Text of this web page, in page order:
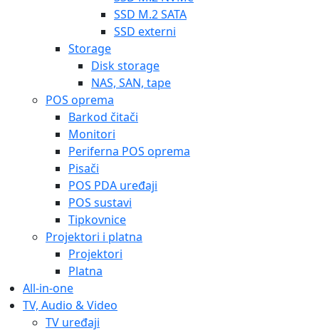
SSD M.2 SATA
SSD externi
Storage
Disk storage
NAS, SAN, tape
POS oprema
Barkod čitači
Monitori
Periferna POS oprema
Pisači
POS PDA uređaji
POS sustavi
Tipkovnice
Projektori i platna
Projektori
Platna
All-in-one
TV, Audio & Video
TV uređaji